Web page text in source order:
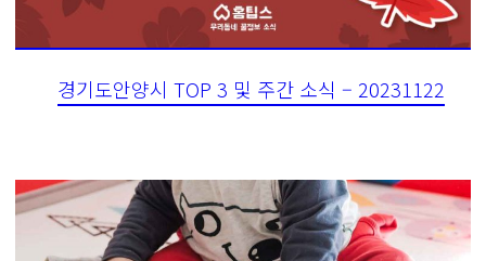
경기도안양시 TOP 3 및 주간 소식 – 20231122